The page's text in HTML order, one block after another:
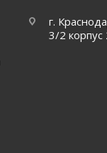
г.
3/2 корпус